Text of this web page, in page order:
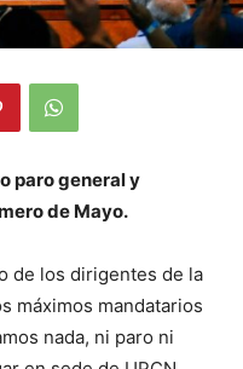
paro general y
de Mayo.
de los dirigentes de la
máximos mandatarios
nada, ni paro ni